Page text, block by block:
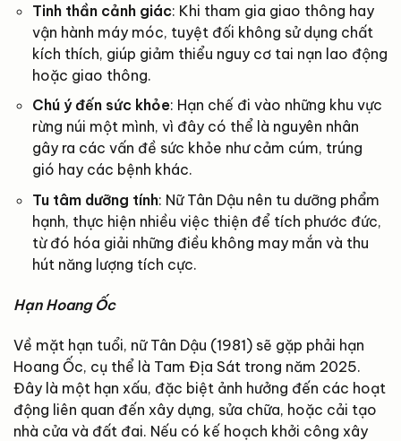
Tinh thần cảnh giác: Khi tham gia giao thông hay
vận hành máy móc, tuyệt đối không sử dụng chất
kích thích, giúp giảm thiểu nguy cơ tai nạn lao động
hoặc giao thông.
Chú ý đến sức khỏe: Hạn chế đi vào những khu vực
rừng núi một mình, vì đây có thể là nguyên nhân
gây ra các vấn đề sức khỏe như cảm cúm, trúng
gió hay các bệnh khác.
Tu tâm dưỡng tính: Nữ Tân Dậu nên tu dưỡng phẩm
hạnh, thực hiện nhiều việc thiện để tích phước đức,
từ đó hóa giải những điều không may mắn và thu
hút năng lượng tích cực.
Hạn Hoang Ốc
Về mặt hạn tuổi, nữ Tân Dậu (1981) sẽ gặp phải hạn
Hoang Ốc, cụ thể là Tam Địa Sát trong năm 2025.
Đây là một hạn xấu, đặc biệt ảnh hưởng đến các hoạt
động liên quan đến xây dựng, sửa chữa, hoặc cải tạo
nhà cửa và đất đai. Nếu có kế hoạch khởi công xây